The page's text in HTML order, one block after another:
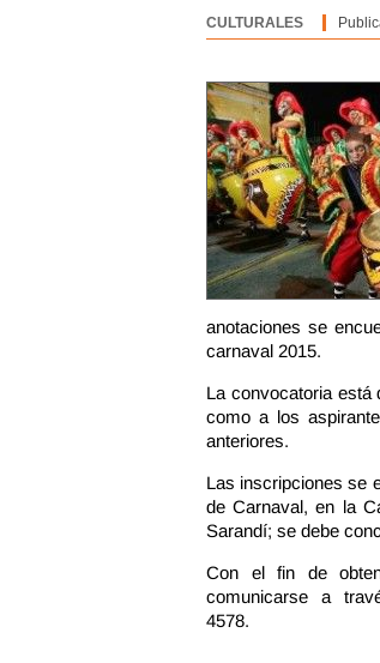
CULTURALES
anotaciones se
carnaval 2015.
La convocatoria está
como a los
anteriores.
Las inscripciones se
de Carnaval, en la
Sarandí; se debe
Con el fin de
comunicarse a
4578.